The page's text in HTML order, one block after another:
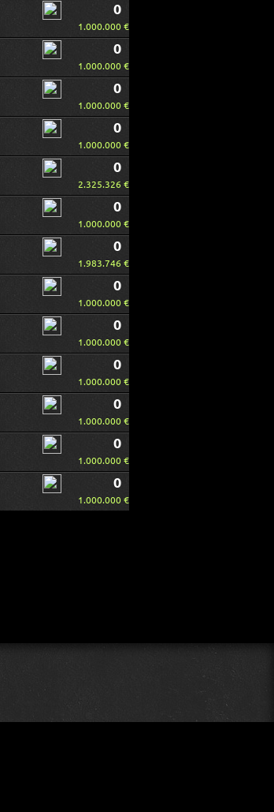
0
1.000.000 €
0
1.000.000 €
0
1.000.000 €
0
1.000.000 €
0
2.325.326 €
0
1.000.000 €
0
1.983.746 €
0
1.000.000 €
0
1.000.000 €
0
1.000.000 €
0
1.000.000 €
0
1.000.000 €
0
1.000.000 €